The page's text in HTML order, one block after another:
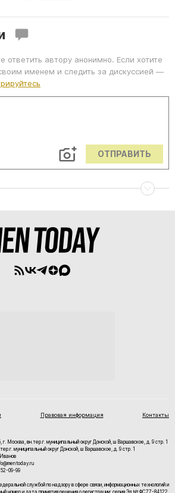
автору анонимно. Если хотите
именем и следить за дискуссией —
ОТПРАВИТЬ
Правовая информация Контакты
Москва, вн.тер.г. муниципальный округ Донской, ш Варшавское, д. 9 стр. 1
муниципальный округ Донской, ш Варшавское, д. 9 стр. 1
09-99
службой по надзору в сфере связи, информационных технологий и